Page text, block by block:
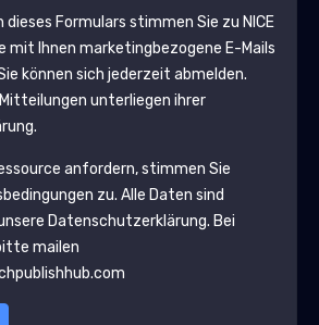
dieses Formulars stimmen Sie zu NICE
mit Ihnen marketingbezogene E-Mails
können sich jederzeit abmelden.
unterliegen ihrer
anfordern, stimmen Sie
zu. Alle Daten sind
Datenschutzerklärung. Bei
mailen